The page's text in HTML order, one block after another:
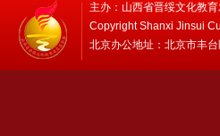
主办：山西省晋绥文化教
Copyright Shanxi Jinsui
北京办公地址：北京市丰